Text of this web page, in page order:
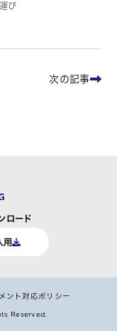
び
次の記事
ロード
用
ント対応ポリシー
Reserved.